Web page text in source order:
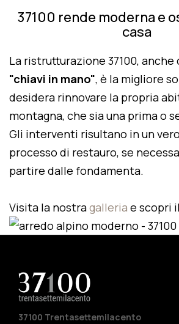
37100 rende moderna e
casa
La ristrutturazione 37100, anche
"chiavi in mano", è la migliore
desidera rinnovare la propria
montagna, che sia una prima o
Gli interventi risultano in un
processo di restauro, se
partire dalle fondamenta.
Visita la nostragalleria e scopri
37100 Trentasettemilacento